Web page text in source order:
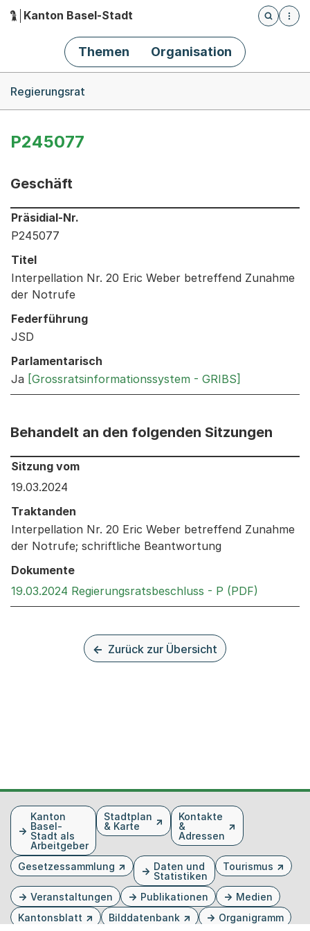
Hauptnavigation
Kanton Basel-Stadt
Öffnet
Themen Organisation
Regierungsrat
P245077
Geschäft
Informationen zum Ausgewählten Geschäft
Präsidial-Nr.
P245077
Titel
Interpellation Nr. 20 Eric Weber betreffend Zunahme
der Notrufe
Federführung
JSD
Parlamentarisch
Ja [Grossratsinformationssystem - GRIBS]
Behandelt an den folgenden Sitzungen
Behandelt an den folgenden Sitzungen: Informationen
Sitzung vom
19.03.2024
Traktanden
Interpellation Nr. 20 Eric Weber betreffend Zunahme
der Notrufe; schriftliche Beantwortung
Dokumente
19.03.2024 Regierungsratsbeschluss - P (PDF)
Zurück zur Übersicht
FusszeileKanton
Basel-
Stadt als
Arbeitgeber
Stadtplan
& Karte
Kontakte
&
Adressen
Gesetzessammlung
Daten und
Statistiken
Tourismus
Veranstaltungen Publikationen
Medien
Kantonsblatt
Bilddatenbank Organigramm